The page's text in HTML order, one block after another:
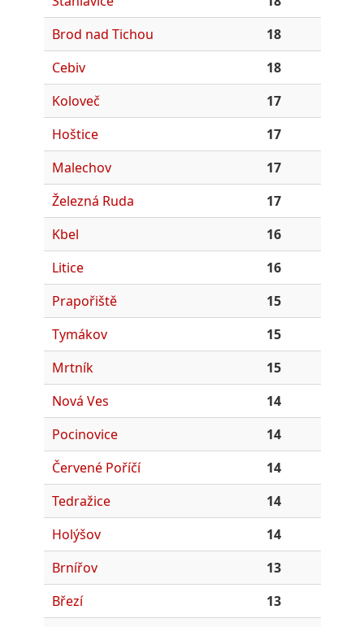
Brod nad Tichou
18
Cebiv
18
Koloveč
17
Hoštice
17
Malechov
17
Železná Ruda
17
Kbel
16
Litice
16
Prapořiště
15
Tymákov
15
Mrtník
15
Nová Ves
14
Pocinovice
14
Červené Poříčí
14
Tedražice
14
Holýšov
14
Brnířov
13
Březí
13